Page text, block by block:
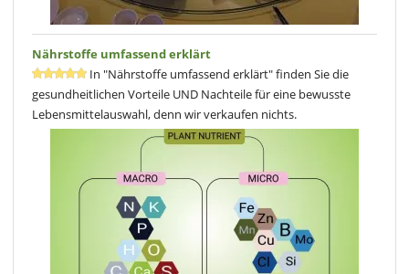
Nährstoffe umfassend erklärt
In "Nährstoffe umfassend erklärt" finden Sie die
gesundheitlichen Vorteile UND Nachteile für eine bewusste
Lebensmittelauswahl, denn wir verkaufen nichts.